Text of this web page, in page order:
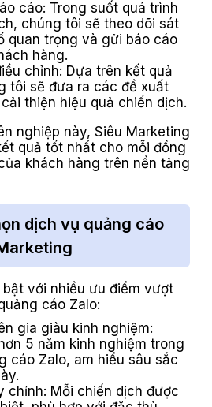
cáo: Trong suốt quá trình
chúng tôi sẽ theo dõi sát
quan trọng và gửi báo cáo
hàng.
chỉnh: Dựa trên kết quả
tôi sẽ đưa ra các đề xuất
thiện hiệu quả chiến dịch.
nghiệp này, Siêu Marketing
quả tốt nhất cho mỗi đồng
khách hàng trên nền tảng
dịch vụ quảng cáo
với nhiều ưu điểm vượt
cáo Zalo:
gia giàu kinh nghiệm:
5 năm kinh nghiệm trong
cáo Zalo, am hiểu sâu sắc
chỉnh: Mỗi chiến dịch được